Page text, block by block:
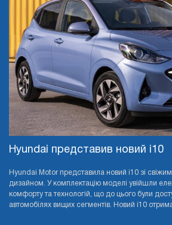
Hyundai представив новий i10
Hyundai Motor представила новий i10 зі
дизайном. У комплектацію моделі увійшли
комфорту та технологій, що до цього були
автомобілях вищих сегментів. Новий i10